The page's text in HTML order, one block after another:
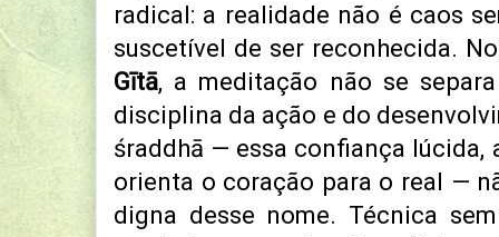
radical: a realidade não é caos
suscetível de ser reconhecida.
Gītā, a meditação não se
disciplina da ação e do
śraddhā — essa confiança lúcida,
orienta o coração para o real —
digna desse nome. Técnica